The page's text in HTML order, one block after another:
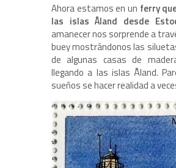
Ahora estamos en un ferry
las islas Åland desde
amanecer nos sorprende a
buey mostrándonos las
de algunas casas de
llegando a las islas Åland.
sueños se hacer realidad a